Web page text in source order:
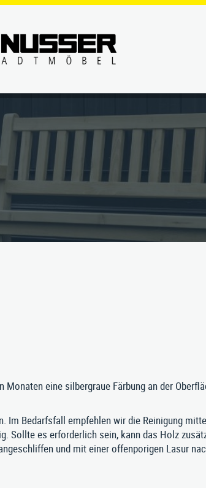
Das NUSSER-Versprechen
Beratung
Materialien
Einbau & Montage
Unternehmen
Geschichte
Manufaktur
Unsere Werte
Telefon: 07195 / 693-111 | Telefax: 07195 / 693-
nusser@stadtmoebel.de
eine silbergraue Färbung an der
Bedarfsfall empfehlen wir die Reinigung
Sollte es erforderlich sein, kann das Holz
und mit einer offenporigen Lasur